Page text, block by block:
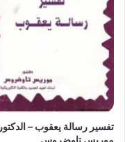
تفسير رسالة يعقوب – الدكتور
موريس تاوضروس